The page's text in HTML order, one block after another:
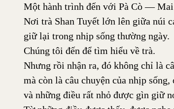
Một hành trình đến với Pà Cò — Mai
Nơi trà Shan Tuyết lớn lên giữa núi
giữ lại trong nhịp sống thường ngày.
Chúng tôi đến để tìm hiểu về trà.
Nhưng rồi nhận ra, đó không chỉ là
mà còn là câu chuyện của nhịp sống,
và những điều rất nhỏ được gìn giữ